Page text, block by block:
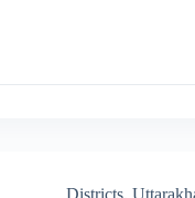
Districts,